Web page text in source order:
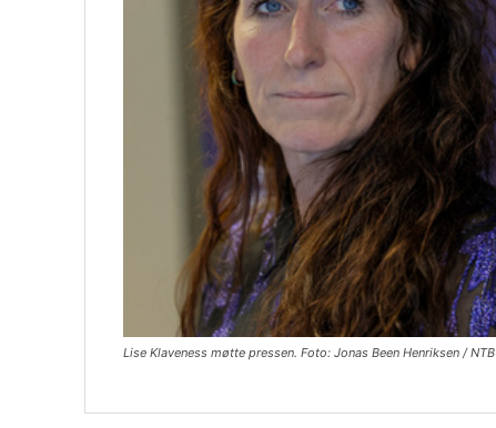
Lise Klaveness møtte pressen. Foto: Jonas Been Henriksen / NTB